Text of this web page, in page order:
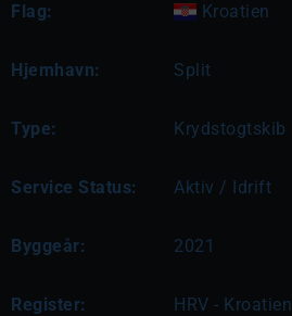
Flag: Kroatien
Hjemhavn: Split
Type: Krydstogtskib
Service Status: Aktiv / Idrift
Byggeår: 2021
Register: HRV - Kroatien